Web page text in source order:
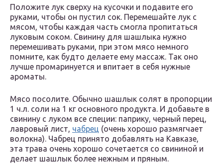
Положите лук сверху на кусочки и подавите его
руками, чтобы он пустил сок. Перемешайте лук с
мясом, чтобы каждая часть смогла пропитаться
луковым соком. Свинину для шашлыка нужно
перемешивать руками, при этом мясо немного
помните, как будто делаете ему массаж. Так оно
лучше промаринуется и впитает в себя нужные
ароматы.
Мясо посолите. Обычно шашлык солят в пропорции
1 ч.л. соли на 1 кг основного продукта. И добавьте в
свинину с луком все специи: паприку, черный перец,
лавровый лист, чабрец (очень хорошо размягчает
волокна). Чабрец принято добавлять на Кавказе,
эта трава очень хорошо сочетается со свининой и
делает шашлык более нежным и пряным.